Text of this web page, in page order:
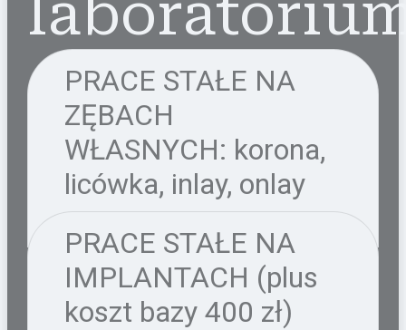
PRACE STAŁE NA
ZĘBACH
WŁASNYCH: korona,
licówka, inlay, onlay
PRACE STAŁE NA
IMPLANTACH (plus
koszt bazy 400 zł)